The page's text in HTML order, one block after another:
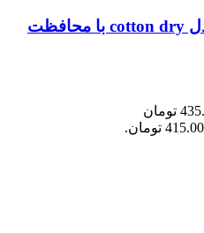
اسپری بدن رکسونا زنانه مدل cotton dry با محافظت
قیمت اصلی: 435.000 تومان